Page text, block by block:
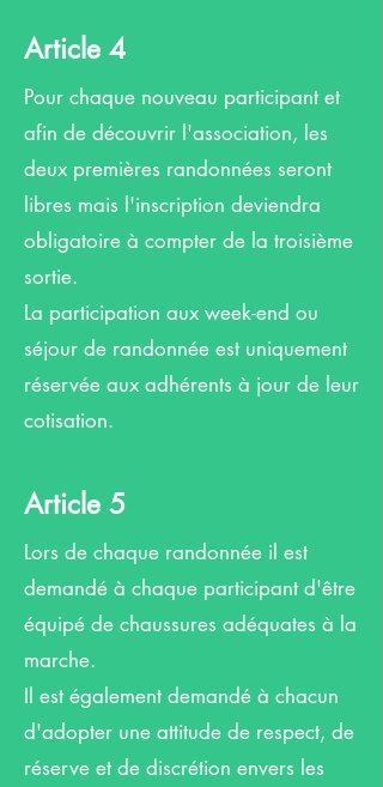
Article 4
Pour chaque nouveau participant et
afin de découvrir l'association, les
deux premières randonnées seront
libres mais l'inscription deviendra
obligatoire à compter de la troisième
sortie.
La participation aux week-end ou
séjour de randonnée est uniquement
réservée aux adhérents à jour de leur
cotisation.
Article 5
Lors de chaque randonnée il est
demandé à chaque participant d'être
équipé de chaussures adéquates à la
marche.
Il est également demandé à chacun
d'adopter une attitude de respect, de
réserve et de discrétion envers les